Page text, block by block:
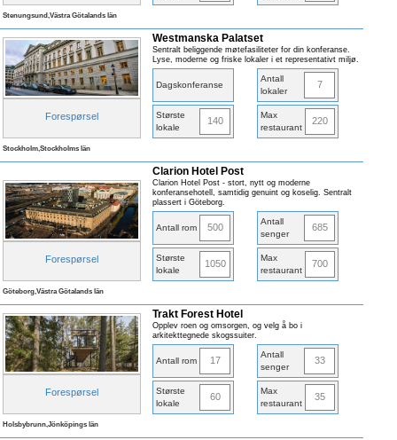
Stenungsund,Västra Götalands län
Forespørsel
Westmanska Palatset
Sentralt beliggende møtefasiliteter for din konferanse.
Lyse, moderne og friske lokaler i et representativt miljø.
Dagskonferanse
Antall
lokaler
7
Største
lokale
140
Max
restaurant
220
Stockholm,Stockholms län
Forespørsel
Clarion Hotel Post
Clarion Hotel Post - stort, nytt og moderne
konferansehotell, samtidig genuint og koselig. Sentralt
plassert i Göteborg.
Antall rom 500
Antall
senger
685
Største
lokale
1050
Max
restaurant
700
Göteborg,Västra Götalands län
Forespørsel
Trakt Forest Hotel
Opplev roen og omsorgen, og velg å bo i
arkitekttegnede skogssuiter.
Antall rom 17
Antall
senger
33
Største
lokale
60
Max
restaurant
35
Holsbybrunn,Jönköpings län